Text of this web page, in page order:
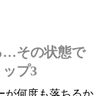
…その状態で
プ3
が何度も落ちるか